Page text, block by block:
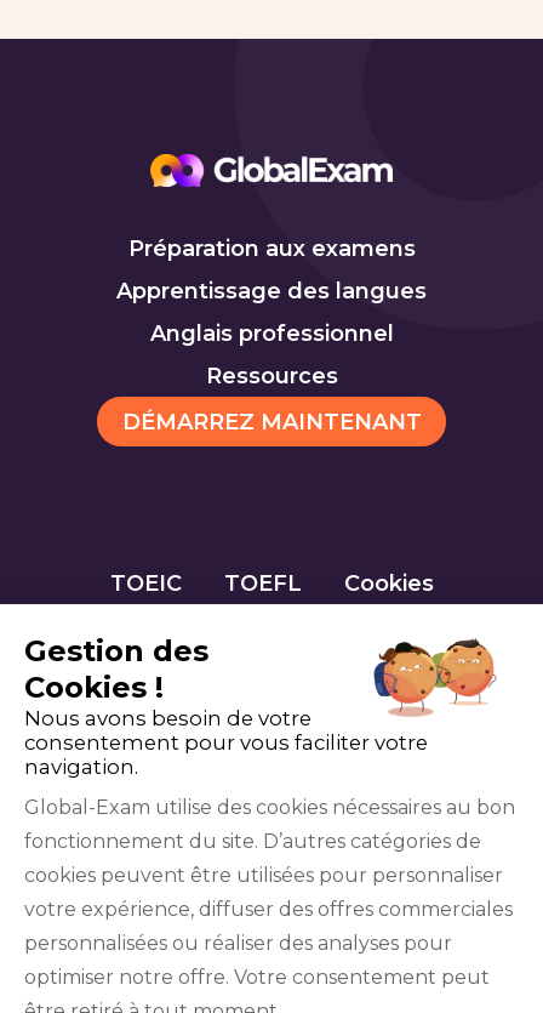
Préparation aux examens
Apprentissage des langues
Anglais professionnel
Ressources
DÉMARREZ MAINTENANT
TOEIC TOEFL Cookies
Twitter YouTube
Gestion des
Cookies !
Nous avons besoin de votre
consentement pour vous faciliter votre
navigation.
Global-Exam utilise des cookies nécessaires au bon
fonctionnement du site. D’autres catégories de
cookies peuvent être utilisées pour personnaliser
votre expérience, diffuser des offres commerciales
personnalisées ou réaliser des analyses pour
optimiser notre offre. Votre consentement peut